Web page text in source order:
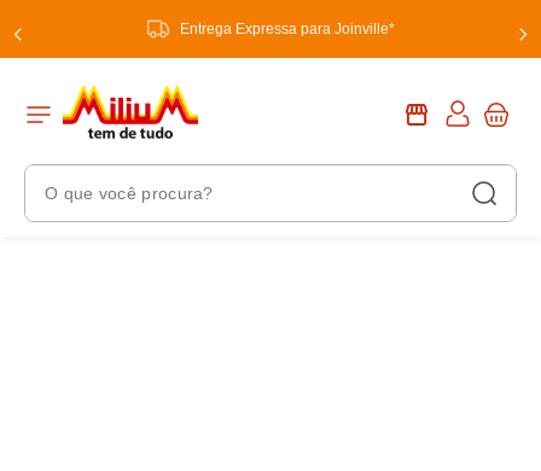
Entrega Expressa para Joinville*
O que você procura?